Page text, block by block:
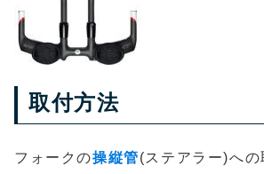
取付方法
フォークの操縦管(ステアラー)への